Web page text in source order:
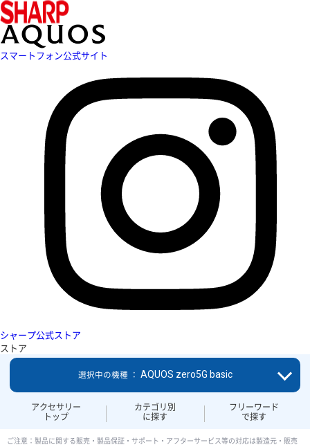
スマートフォン公式サイト
シャープ公式ストア
ストア
アクセサリー
トップ
カテゴリ別
に探す
フリーワード
で探す
選択中の機種 ： AQUOS zero5G basic
ご注意：製品に関する販売・製品保証・サポート・アフターサービス等の対応は製造元・販売